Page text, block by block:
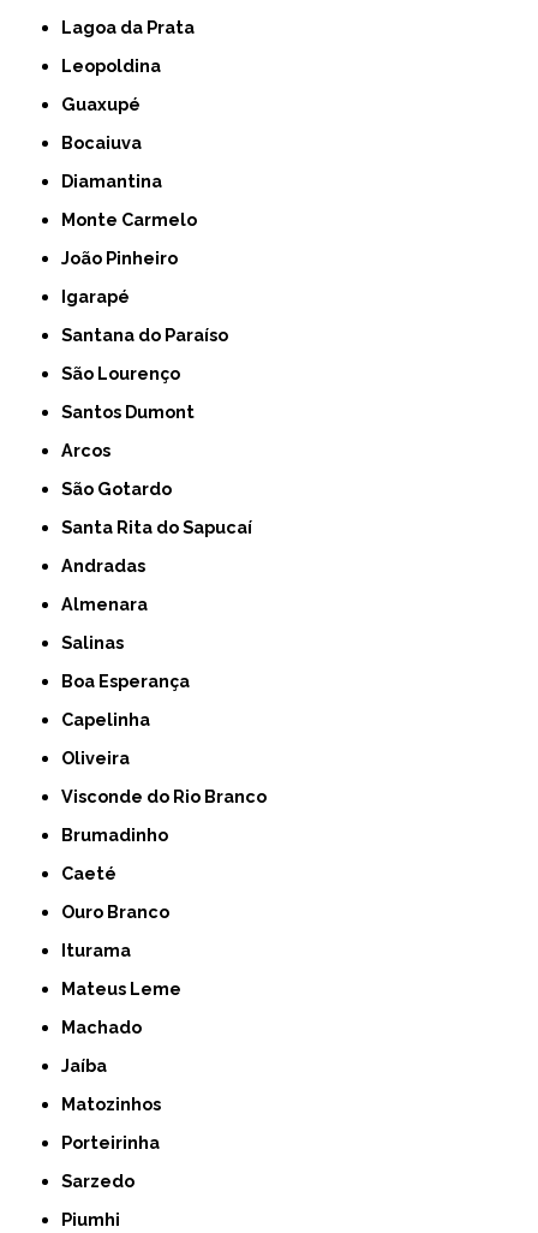
Lagoa da Prata
Leopoldina
Guaxupé
Bocaiuva
Diamantina
Monte Carmelo
João Pinheiro
Igarapé
Santana do Paraíso
São Lourenço
Santos Dumont
Arcos
São Gotardo
Santa Rita do Sapucaí
Andradas
Almenara
Salinas
Boa Esperança
Capelinha
Oliveira
Visconde do Rio Branco
Brumadinho
Caeté
Ouro Branco
Iturama
Mateus Leme
Machado
Jaíba
Matozinhos
Porteirinha
Sarzedo
Piumhi